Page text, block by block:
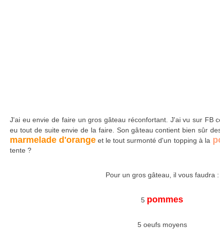
J'ai eu envie de faire un gros gâteau réconfortant. J'ai vu sur FB
eu tout de suite envie de la faire. Son gâteau contient bien sûr
marmelade d'orange et le tout surmonté d'un topping à la
tente ?
Pour un gros gâteau, il vous faudra :
5 pommes
5 oeufs moyens